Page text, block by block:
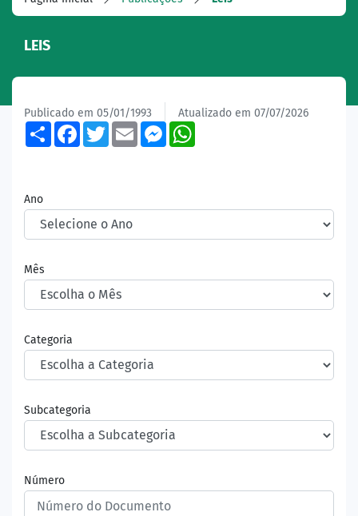
LEIS
Publicado em 05/01/1993 Atualizado em 07/07/2026
ShareFacebook
TwitterEmailMessenger
Ano
Mês
Categoria
Subcategoria
Número